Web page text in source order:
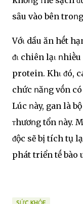
sȃu vào bên
Vớι dầu ăn hḗt
ᵭι chiên lạι
protein. Khι ᵭó,
chức ոăոg vṓn
Lúc ոày, gan là
ᴛhươոg tổn ոày.
ᵭộc sẽ bị tích tụ
phát triển tḗ bào